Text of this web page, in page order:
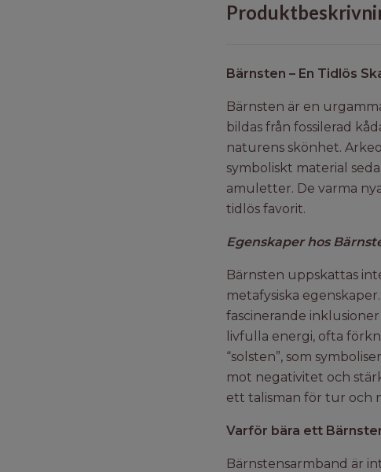
Bärnsten – En Tidlös
Bärnsten är en
bildas från fossilerad
naturens skönhet.
symboliskt material
amuletter. De varma
tidlös favorit.
Egenskaper hos
Bärnsten uppskattas
metafysiska
fascinerande
livfulla energi, ofta
“solsten”, som
mot negativitet och
ett talisman för tur och
Varför bära ett
Bärnstensarmband är